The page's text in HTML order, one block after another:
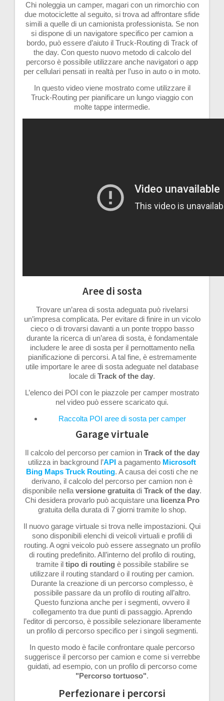
Chi noleggia un camper, magari con un rimorchio con
due motociclette al seguito, si trova ad affrontare sfide
simili a quelle di un camionista professionista. Se non
si dispone di un navigatore specifico per camion a
bordo, può essere d’aiuto il Truck-Routing di Track of
the day. Con questo nuovo metodo di calcolo del
percorso è possibile utilizzare anche navigatori o app
per cellulari pensati in realtà per l’uso in auto o in moto.
In questo video viene mostrato come utilizzare il
Truck-Routing per pianificare un lungo viaggio con
molte tappe intermedie.
Aree di sosta
Trovare un’area di sosta adeguata può rivelarsi
un’impresa complicata. Per evitare di finire in un vicolo
cieco o di trovarsi davanti a un ponte troppo basso
durante la ricerca di un’area di sosta, è fondamentale
includere le aree di sosta per il pernottamento nella
pianificazione di percorsi. A tal fine, è estremamente
utile importare le aree di sosta adeguate nel database
locale di Track of the day.
L’elenco dei POI con le piazzole per camper mostrato
nel video può essere scaricato qui.
Raccolta POI aree di sosta per camper
Garage virtuale
Il calcolo del percorso per camion inTrack of the day
utilizza in background l’API a pagamento Microsoft
Bing Maps Truck Routing. A causa dei costi che ne
derivano, il calcolo del percorso per camion non è
disponibile nellaversione gratuitadi Track of the day.
Chi desidera provarlo può acquistare una licenza Pro
gratuita della durata di 7 giorni tramite lo shop.
Il nuovo garage virtuale si trova nelle impostazioni. Qui
sono disponibili elenchi di veicoli virtuali e profili di
routing. A ogni veicolo può essere assegnato un profilo
di routing predefinito. All’interno del profilo di routing,
tramite il tipo di routing è possibile stabilire se
utilizzare il routing standard o il routing per camion.
Durante la creazione di un percorso complesso, è
possibile passare da un profilo di routing all’altro.
Questo funziona anche per i segmenti, ovvero il
collegamento tra due punti di passaggio. Aprendo
l’editor di percorso, è possibile selezionare liberamente
un profilo di percorso specifico per i singoli segmenti.
In questo modo è facile confrontare quale percorso
suggerisce il percorso per camion e come si verrebbe
guidati, ad esempio, con un profilo di percorso come
"Percorso tortuoso".
Perfezionare i percorsi